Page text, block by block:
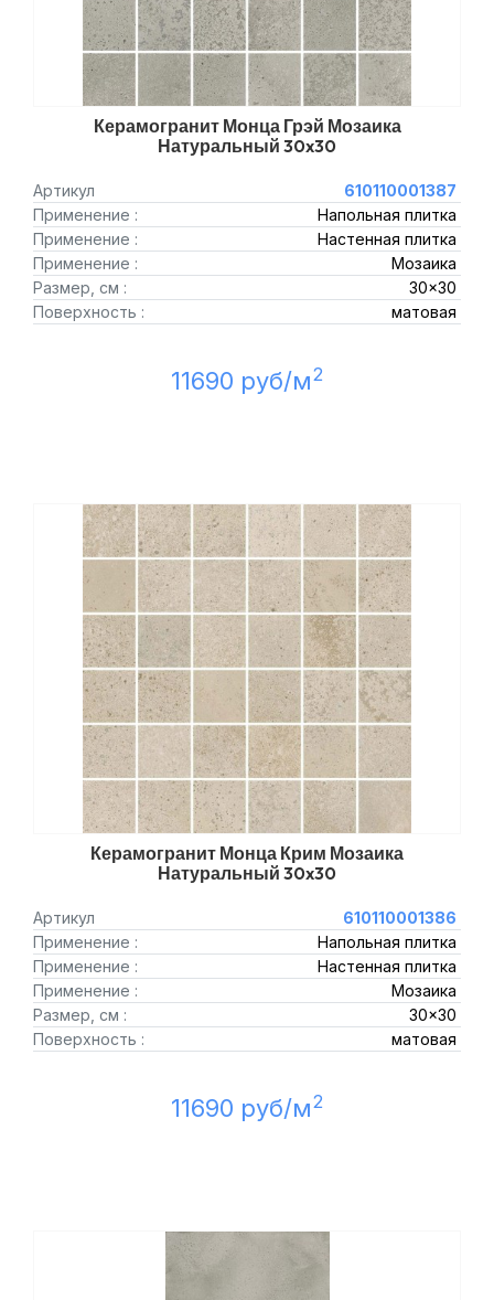
Керамогранит Монца Грэй Мозаика
Натуральный 30x30
Артикул
610110001387
Применение :
Напольная плитка
Применение :
Настенная плитка
Применение :
Мозаика
Размер, см :
30x30
Поверхность :
матовая
11690 руб/м2
Керамогранит Монца Крим Мозаика
Натуральный 30x30
Артикул
610110001386
Применение :
Напольная плитка
Применение :
Настенная плитка
Применение :
Мозаика
Размер, см :
30x30
Поверхность :
матовая
11690 руб/м2